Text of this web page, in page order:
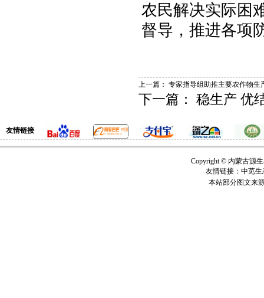
农民解决实际困
督导，推进各项
上一篇： 专家指导组助推主要农作物生
下一篇： 稳生产 优
友情链接
Copyright © 内蒙古源
友情链接：中苋
本站部分图文来